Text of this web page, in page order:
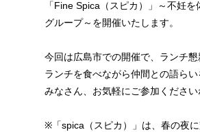
「Fine Spica（スピカ）」～不妊
グループ～を開催いたします。
今回は広島市での開催で、ランチ懇
ランチを食べながら仲間との語らい
みなさん、お気軽にご参加くださ
※「spica（スピカ）」は、春の夜